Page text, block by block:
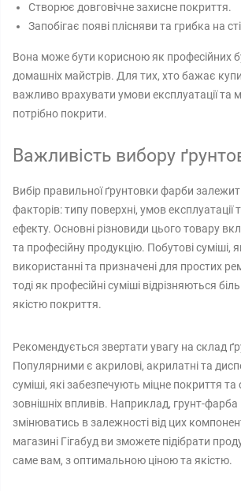
Створює довговічне захисне покриття.
Запобігає появі плісняви ​​та грибка на
Вона може бути корисною як професійних
домашніх майстрів. Для тих, хто бажає
важливо врахувати умови експлуатації та
потрібно покрити.
Важливість вибору
Вибір правильної ґрунтовки фарби
факторів: типу поверхні, умов експлуатації
ефекту. Основні різновиди цього товару
та професійну продукцію. Побутові суміші,
використанні та призначені для простих
тоді як професійні суміші відрізняються
якістю покриття.
Рекомендується звертати увагу на склад
Популярними є акрилові, акрилатні та
суміші, які забезпечують міцне покриття та
зовнішніх впливів. Наприклад, грунт-
змінюватись в залежності від цих
магазині Гігабуд ви зможете підібрати
саме вам, з оптимальною ціною та якістю.